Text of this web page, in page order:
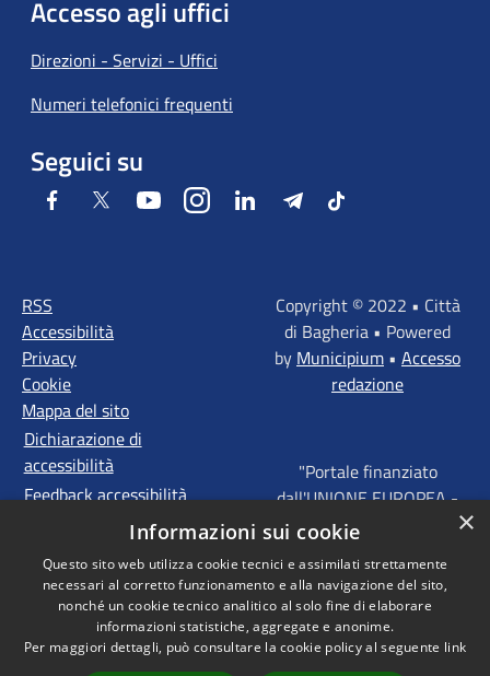
Accesso agli uffici
Direzioni - Servizi - Uffici
Numeri telefonici frequenti
Seguici su
Facebook Twitter YoutubeInstagramLinkedIn TelegramTiktok
RSS
Accessibilità
Privacy
Cookie
Mappa del sito
Dichiarazione di
accessibilità
Feedback accessibilità
Copyright © 2022 • Città
di Bagheria • Powered
by Municipium • Accesso
redazione
"Portale finanziato
dall'UNIONE EUROPEA -
FONDI STRUTTURALI
EUROPEI - Programma
Operativo FESR Sicilia
2014 - 2020 Agenda
Urbana ITI "Palermo -
×
Informazioni sui cookie
Questo sito web utilizza cookie tecnici e assimilati strettamente
necessari al corretto funzionamento e alla navigazione del sito,
nonché un cookie tecnico analitico al solo fine di elaborare
informazioni statistiche, aggregate e anonime.
Per maggiori dettagli, può consultare la cookie policy al seguente link